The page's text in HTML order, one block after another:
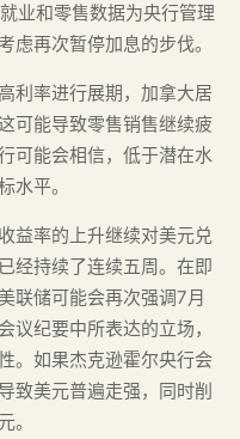
业和零售数据为央行管理
虑再次暂停加息的步伐。
利率进行展期，加拿大居
可能导致零售销售继续疲
可能会相信，低于潜在水
水平。
益率的上升继续对美元兑
经持续了连续五周。在即
联储可能会再次强调7月
议纪要中所表达的立场，
。如果杰克逊霍尔央行会
致美元普遍走强，同时削
。